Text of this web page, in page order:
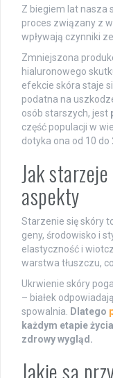
Z biegiem lat nasza
proces związany z
wpływają czynniki
Zmniejszona
hialuronowego
efekcie skóra staje
podatna na
osób starszych, jest
część populacji w
dotyka ona od 10 do
Jak
aspekty
Starzenie się skóry
geny, środowisko i
elastyczność i
warstwa tłuszczu,
Ukrwienie skóry
– białek
spowalnia. Dlatego
każdym etapie
zdrowy wygląd.
Jakie są